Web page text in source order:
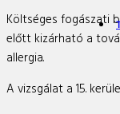
Költséges fogászati
előtt kizárható a
allergia.
A vizsgálat a 15.